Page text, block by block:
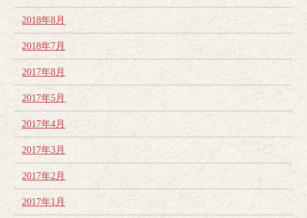
2018年8月
2018年7月
2017年8月
2017年5月
2017年4月
2017年3月
2017年2月
2017年1月